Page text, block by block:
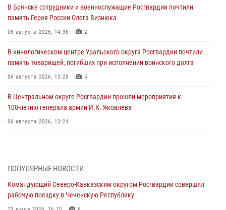
В Брянске сотрудники и военнослужащие Росгвардии почтили
память Героя России Олега Визнюка
06 августа 2026, 14:36 2
В кинологическом центре Уральского округа Росгвардии почтили
память товарищей, погибших при исполнении воинского долга
06 августа 2026, 13:29 5
В Центральном округе Росгвардии прошли мероприятия к
108‑летию генерала армии И.К. Яковлева
06 августа 2026, 13:24
06 августа 2026, 12:35 1
Росгвардейцы провели выставку вооружения для участников сбора
«Гвардеец» в Пензе (видео)
ПОПУЛЯРНЫЕ НОВОСТИ
Командующий Северо-Кавказским округом Росгвардии совершил
рабочую поездку в Чеченскую Республику